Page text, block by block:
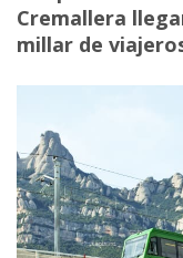
Cremallera
millar de